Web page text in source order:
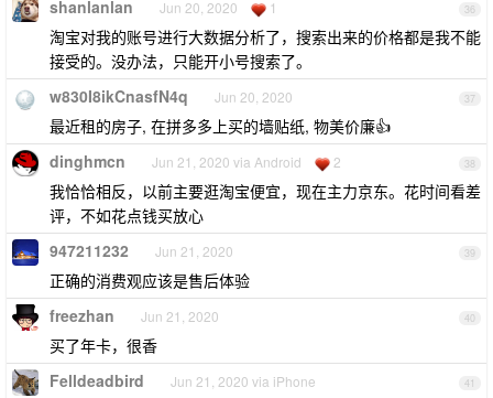
36
shanlanlan Jun 20, 2020 1
淘宝对我的账号进行大数据分析了，搜索出来的价格都是我不能
接受的。没办法，只能开小号搜索了。
37
w830I8ikCnasfN4q Jun 20, 2020
最近租的房子, 在拼多多上买的墙贴纸, 物美价廉👍
38
dinghmcn Jun 21, 2020 via Android 2
我恰恰相反，以前主要逛淘宝便宜，现在主力京东。花时间看差
评，不如花点钱买放心
39
947211232 Jun 21, 2020
正确的消费观应该是售后体验
40
freezhan Jun 21, 2020
买了年卡，很香
41
Felldeadbird Jun 21, 2020 via iPhone